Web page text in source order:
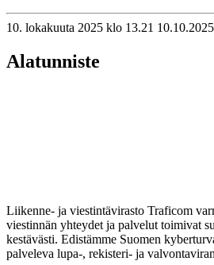
10. lokakuuta 2025 klo 13.21 10.10.2025
Alatunniste
Liikenne- ja viestintävirasto Traficom
viestinnän yhteydet ja palvelut toimivat
kestävästi. Edistämme Suomen
palveleva lupa-, rekisteri- ja